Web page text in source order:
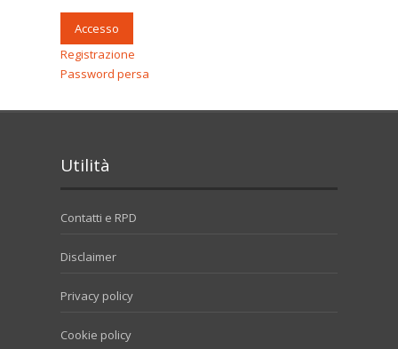
Accesso
Registrazione
Password persa
Utilità
Contatti e RPD
Disclaimer
Privacy policy
Cookie policy